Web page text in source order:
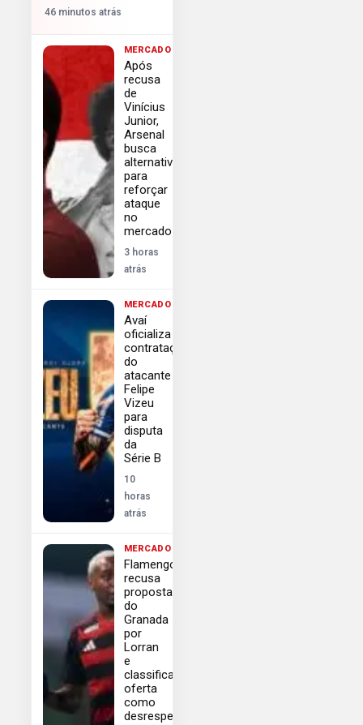
46 minutos atrás
MERCADO
Após
recusa
de
Vinícius
Junior,
Arsenal
busca
alternativas
para
reforçar
ataque
no
mercado
3 horas
atrás
MERCADO
Avaí
oficializa
contratação
do
atacante
Felipe
Vizeu
para
disputa
da
Série B
10
horas
atrás
MERCADO
Flamengo
recusa
proposta
do
Granada
por
Lorran
e
classifica
oferta
como
desrespeitosa